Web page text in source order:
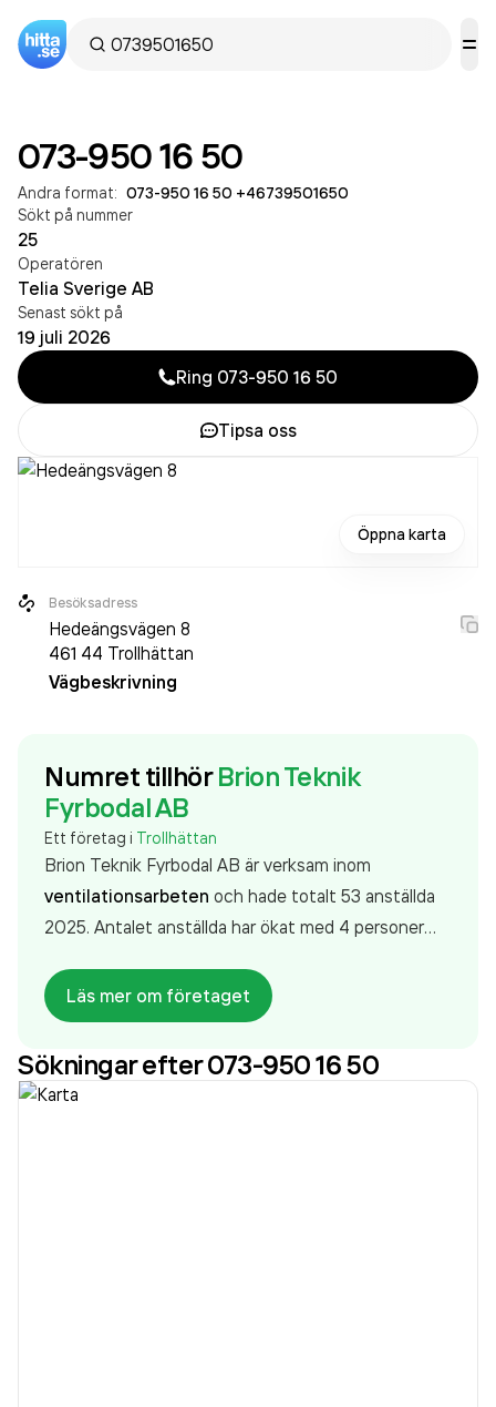
073-950 16 50
Andra format: 073-950 16 50 +46739501650
Sökt på nummer
25
Operatören
Telia Sverige AB
Senast sökt på
19 juli 2026
Ring 073-950 16 50
Tipsa oss
Öppna karta
Besöksadress
Hedeängsvägen 8
461 44 Trollhättan
Vägbeskrivning
Numret tillhör Brion Teknik
Fyrbodal AB
Ett företag i Trollhättan
Brion Teknik Fyrbodal AB är verksam inom
ventilationsarbeten och hade totalt 53 anställda
2025. Antalet anställda har ökat med 4 personer
företaget. Bolaget är ett aktiebolag som varit aktivt
sedan 2018. Brion Teknik Fyrbodal AB
117 947 000,00 kr
senaste räkenskapsåret (2025).
Läs mer om företaget
Sökningar efter 073-950 16 50